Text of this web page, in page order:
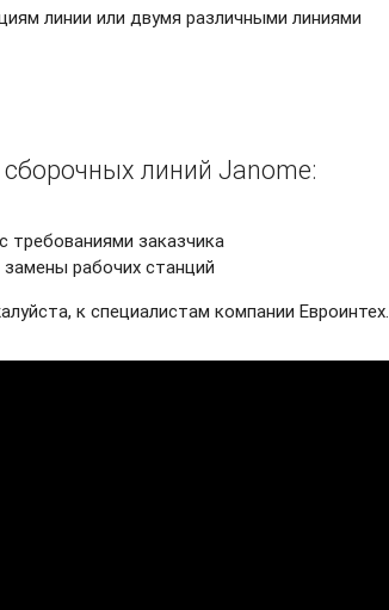
линии или двумя различными линиями
линий Janome:
требованиями заказчика
рабочих станций
к специалистам компании Евроинтех.